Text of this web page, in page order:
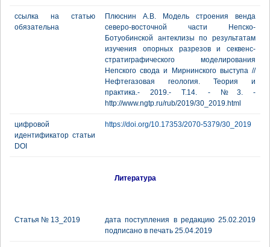
ссылка на статью
обязательна
Плюснин А.В. Модель строения венда
северо-восточной части Непско-
Ботуобинской антеклизы по результатам
изучения опорных разрезов и секвенс-
стратиграфического моделирования
Непского свода и Мирнинского выступа //
Нефтегазовая геология. Теория и
практика.- 2019.- Т.14. - №3. -
http://www.ngtp.ru/rub/2019/30_2019.html
цифровой
идентификатор статьи
DOI
https://doi.org/10.17353/2070-5379/30_2019
Литература
Статья № 13_2019
дата поступления в редакцию 25.02.2019
подписано в печать 25.04.2019